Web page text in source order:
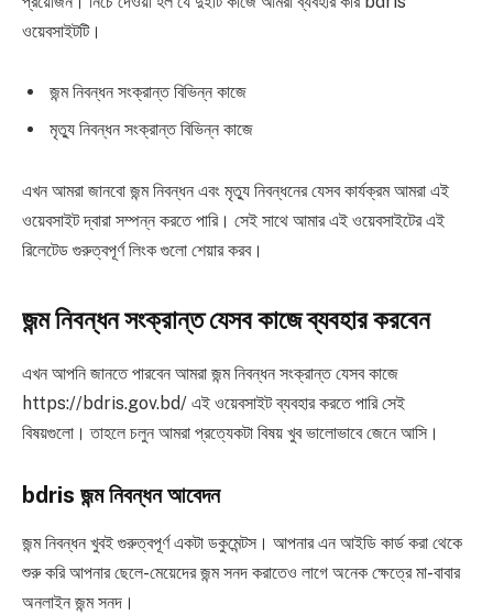
ওয়েবসাইটটি।
জন্ম নিবন্ধন সংক্রান্ত বিভিন্ন কাজে
মৃত্যু নিবন্ধন সংক্রান্ত বিভিন্ন কাজে
এখন আমরা জানবো জন্ম নিবন্ধন এবং মৃত্যু নিবন্ধনের যেসব কার্যক্রম আমরা এই
ওয়েবসাইট দ্বারা সম্পন্ন করতে পারি। সেই সাথে আমার এই ওয়েবসাইটের এই
রিলেটেড গুরুত্বপূর্ণ লিংক গুলো শেয়ার করব।
জন্ম নিবন্ধন সংক্রান্ত যেসব কাজে ব্যবহার করবেন
এখন আপনি জানতে পারবেন আমরা জন্ম নিবন্ধন সংক্রান্ত যেসব কাজে
https://bdris.gov.bd/ এই ওয়েবসাইট ব্যবহার করতে পারি সেই
বিষয়গুলো। তাহলে চলুন আমরা প্রত্যেকটা বিষয় খুব ভালোভাবে জেনে আসি।
bdris জন্ম নিবন্ধন আবেদন
জন্ম নিবন্ধন খুবই গুরুত্বপূর্ণ একটা ডকুমেন্টস। আপনার এন আইডি কার্ড করা থেকে
শুরু করি আপনার ছেলে-মেয়েদের জন্ম সনদ করাতেও লাগে অনেক ক্ষেত্রে মা-বাবার
অনলাইন জন্ম সনদ।